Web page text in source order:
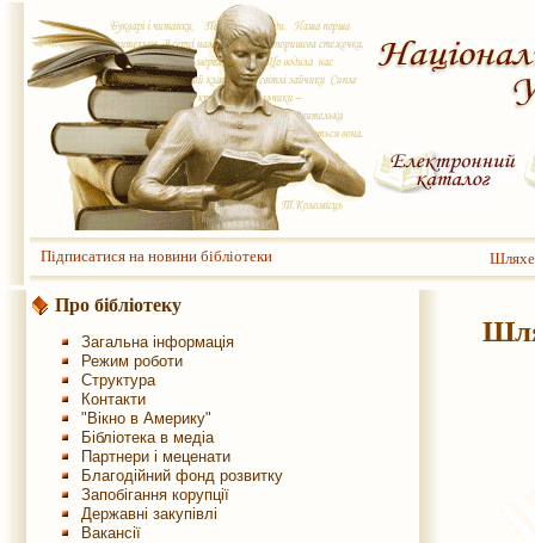
Підписатися на новини бібліотеки
Про бібліотеку
Загальна інформація
Режим роботи
Структура
Контакти
"Вікно в Америку"
Бібліотека в медіа
Партнери і меценати
Благодійний фонд розвитку
Запобігання корупції
Державні закупівлі
Вакансії